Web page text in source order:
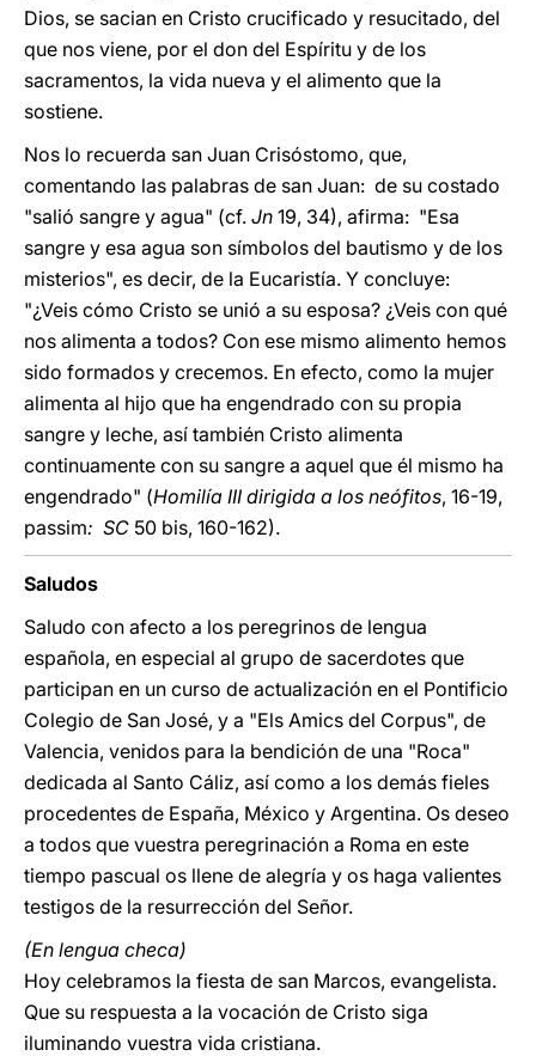
Dios, se sacian en Cristo crucificado y resucitado, del
que nos viene, por el don del Espíritu y de los
sacramentos, la vida nueva y el alimento que la
sostiene.
Nos lo recuerda san Juan Crisóstomo, que,
comentando las palabras de san Juan: de su costado
"salió sangre y agua" (cf. Jn 19, 34), afirma: "Esa
sangre y esa agua son símbolos del bautismo y de los
misterios", es decir, de la Eucaristía. Y concluye:
"¿Veis cómo Cristo se unió a su esposa? ¿Veis con qué
nos alimenta a todos? Con ese mismo alimento hemos
sido formados y crecemos. En efecto, como la mujer
alimenta al hijo que ha engendrado con su propia
sangre y leche, así también Cristo alimenta
continuamente con su sangre a aquel que él mismo ha
engendrado" (Homilía III dirigida a los neófitos, 16-19,
passim: SC 50 bis, 160-162).
Saludos
Saludo con afecto a los peregrinos de lengua
española, en especial al grupo de sacerdotes que
participan en un curso de actualización en el Pontificio
Colegio de San José, y a "Els Amics del Corpus", de
Valencia, venidos para la bendición de una "Roca"
dedicada al Santo Cáliz, así como a los demás fieles
procedentes de España, México y Argentina. Os deseo
a todos que vuestra peregrinación a Roma en este
tiempo pascual os llene de alegría y os haga valientes
testigos de la resurrección del Señor.
(En lengua checa)
Hoy celebramos la fiesta de san Marcos, evangelista.
Que su respuesta a la vocación de Cristo siga
iluminando vuestra vida cristiana.